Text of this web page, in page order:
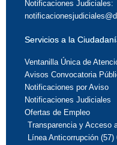
Notificaciones Judiciales:
Servicios a la
Ventanilla Única de
Avisos Convocatoria
Notificaciones por Aviso
Notificaciones Judiciales
Ofertas de Empleo
Transparencia y Acceso
Línea Anticorrupción